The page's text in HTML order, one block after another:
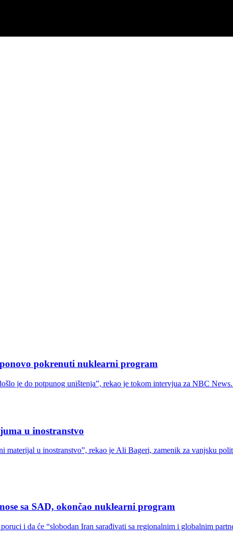
pokrenuti nuklearni program
je do potpunog uništenja”, rekao je tokom intervjua za NBC
u inostranstvo
materijal u inostranstvo”, rekao je Ali Bageri, zamenik za vanjsku
sa SAD, okončao nuklearni program
i da će “slobodan Iran sarađivati sa regionalnim i globalnim